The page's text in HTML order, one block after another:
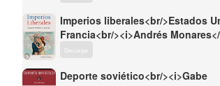
Imperios liberales<br/>Estados
Francia<br/><i>Andrés
Descargar
Deporte soviético<br/><i>Gabe